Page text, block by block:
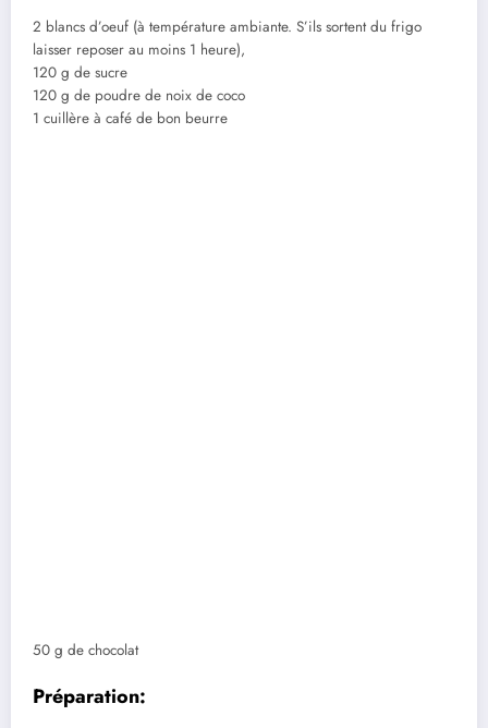
2 blancs d’oeuf (à température ambiante. S’ils sortent du frigo
laisser reposer au moins 1 heure),
120 g de sucre
120 g de poudre de noix de coco
1 cuillère à café de bon beurre
50 g de chocolat
Préparation: